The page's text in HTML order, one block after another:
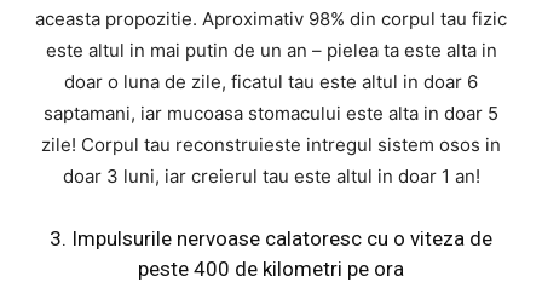
aceasta propozitie. Aproximativ 98% din corpul tau fizic
este altul in mai putin de un an – pielea ta este alta in
doar o luna de zile, ficatul tau este altul in doar 6
saptamani, iar mucoasa stomacului este alta in doar 5
zile! Corpul tau reconstruieste intregul sistem osos in
doar 3 luni, iar creierul tau este altul in doar 1 an!
3. Impulsurile nervoase calatoresc cu o viteza de
peste 400 de kilometri pe ora